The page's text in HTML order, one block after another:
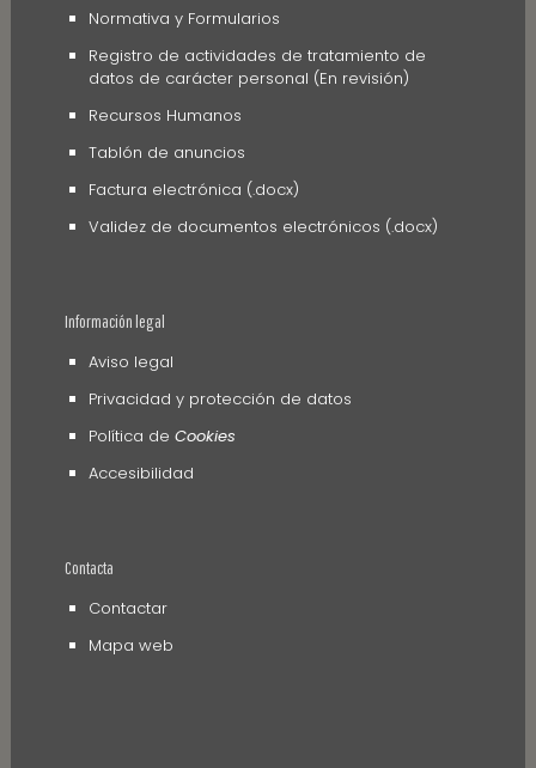
Normativa y Formularios
Registro de actividades de tratamiento de
datos de carácter personal (En revisión)
Recursos Humanos
Tablón de anuncios
Factura electrónica (.docx)
Validez de documentos electrónicos (.docx)
Información legal
Aviso legal
Privacidad y protección de datos
Política de Cookies
Accesibilidad
Contacta
Contactar
Mapa web